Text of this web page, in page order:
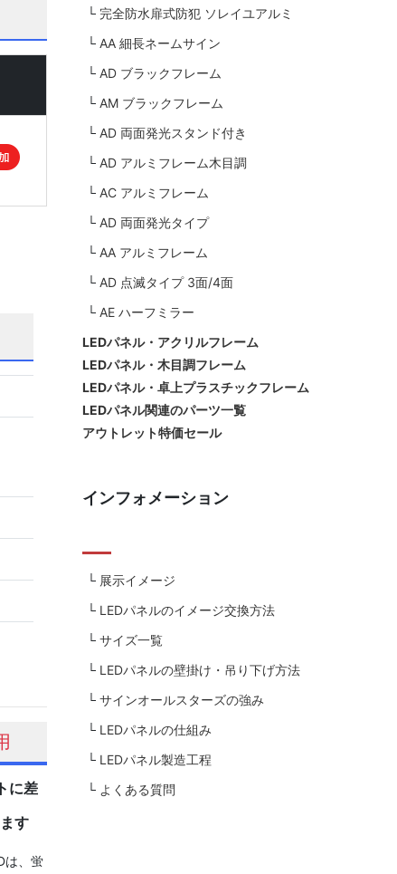
に差
す
は、蛍
完全防水扉式防犯 ソレイユアルミ
AA 細長ネームサイン
AD ブラックフレーム
AM ブラックフレーム
AD 両面発光スタンド付き
AD アルミフレーム木目調
AC アルミフレーム
AD 両面発光タイプ
AA アルミフレーム
AD 点滅タイプ 3面/4面
AE ハーフミラー
LEDパネル・アクリルフレーム
LEDパネル・木目調フレーム
LEDパネル・卓上プラスチックフレーム
LEDパネル関連のパーツ一覧
アウトレット特価セール
インフォメーション
展示イメージ
LEDパネルのイメージ交換方法
サイズ一覧
LEDパネルの壁掛け・吊り下げ方法
サインオールスターズの強み
LEDパネルの仕組み
LEDパネル製造工程
よくある質問